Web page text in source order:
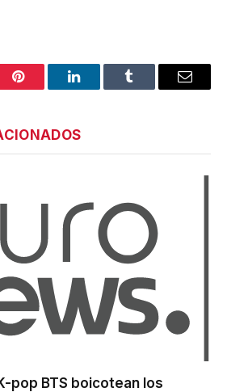
Pinterest LinkedInTumblr Email
pop BTS boicotean los